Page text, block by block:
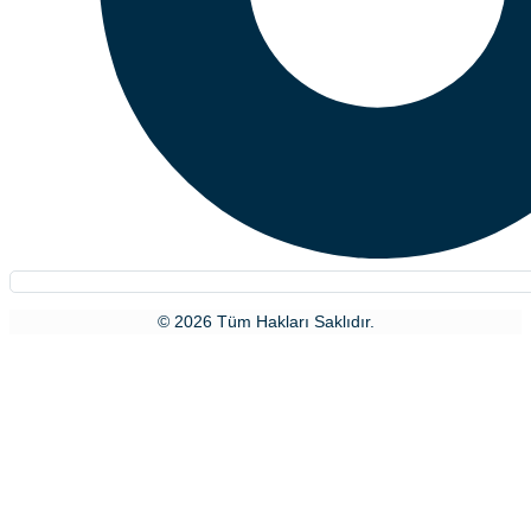
© 2026 Tüm Hakları Saklıdır.